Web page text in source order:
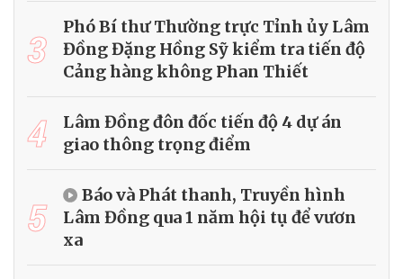
3
Phó Bí thư Thường trực Tỉnh ủy Lâm
Đồng Đặng Hồng Sỹ kiểm tra tiến độ
Cảng hàng không Phan Thiết
4
Lâm Đồng đôn đốc tiến độ 4 dự án
giao thông trọng điểm
5
Báo và Phát thanh, Truyền hình
Lâm Đồng qua 1 năm hội tụ để vươn
xa